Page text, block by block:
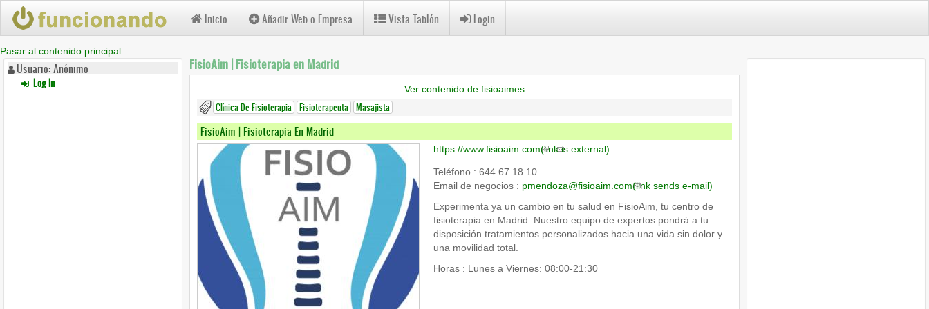
Pasar al contenido principal
Inicio Añadir Web o Empresa Vista Tablón Login
Usuario: Anónimo
Log In
FisioAim | Fisioterapia en Madrid
Ver contenido de fisioaimes
Clínica De Fisioterapia Fisioterapeuta Masajista
FisioAim | Fisioterapia En Madrid
https://www.fisioaim.com(link is external)
Teléfono : 644 67 18 10
Email de negocios : pmendoza@fisioaim.com(link sends e-mail)
Experimenta ya un cambio en tu salud en FisioAim, tu centro de
fisioterapia en Madrid. Nuestro equipo de expertos pondrá a tu
disposición tratamientos personalizados hacia una vida sin dolor y
una movilidad total.
Horas : Lunes a Viernes: 08:00-21:30